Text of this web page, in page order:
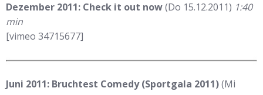
Dezember 2011: Check it out now(Do 15.12.2011) 1:40
min
[vimeo 34715677]
Juni 2011: Bruchtest Comedy (Sportgala 2011)(Mi